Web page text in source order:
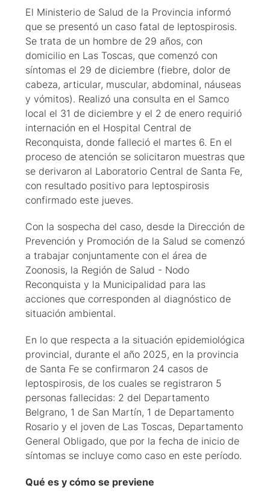
El Ministerio de Salud de la Provincia informó
que se presentó un caso fatal de leptospirosis.
Se trata de un hombre de 29 años, con
domicilio en Las Toscas, que comenzó con
síntomas el 29 de diciembre (fiebre, dolor de
cabeza, articular, muscular, abdominal, náuseas
y vómitos). Realizó una consulta en el Samco
local el 31 de diciembre y el 2 de enero requirió
internación en el Hospital Central de
Reconquista, donde falleció el martes 6. En el
proceso de atención se solicitaron muestras que
se derivaron al Laboratorio Central de Santa Fe,
con resultado positivo para leptospirosis
confirmado este jueves.
Con la sospecha del caso, desde la Dirección de
Prevención y Promoción de la Salud se comenzó
a trabajar conjuntamente con el área de
Zoonosis, la Región de Salud - Nodo
Reconquista y la Municipalidad para las
acciones que corresponden al diagnóstico de
situación ambiental.
En lo que respecta a la situación epidemiológica
provincial, durante el año 2025, en la provincia
de Santa Fe se confirmaron 24 casos de
leptospirosis, de los cuales se registraron 5
personas fallecidas: 2 del Departamento
Belgrano, 1 de San Martín, 1 de Departamento
Rosario y el joven de Las Toscas, Departamento
General Obligado, que por la fecha de inicio de
síntomas se incluye como caso en este período.
Qué es y cómo se previene